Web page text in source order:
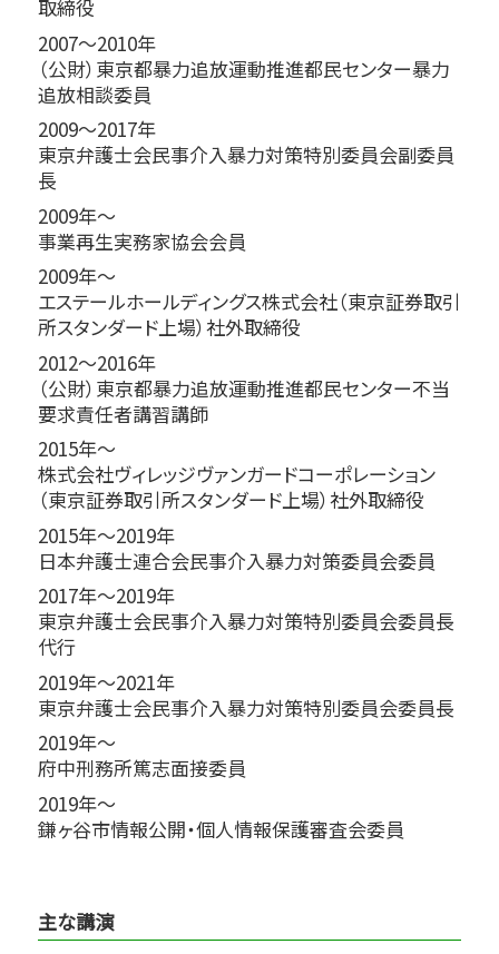
取締役
2007～2010年
（公財）東京都暴力追放運動推進都民センター暴力
追放相談委員
2009～2017年
東京弁護士会民事介入暴力対策特別委員会副委員
長
2009年～
事業再生実務家協会会員
2009年～
エステールホールディングス株式会社（東京証券取引
所スタンダード上場）社外取締役
2012～2016年
（公財）東京都暴力追放運動推進都民センター不当
要求責任者講習講師
2015年～
株式会社ヴィレッジヴァンガードコーポレーション
（東京証券取引所スタンダード上場）社外取締役
2015年～2019年
日本弁護士連合会民事介入暴力対策委員会委員
2017年～2019年
東京弁護士会民事介入暴力対策特別委員会委員長
代行
2019年～2021年
東京弁護士会民事介入暴力対策特別委員会委員長
2019年～
府中刑務所篤志面接委員
2019年～
鎌ヶ谷市情報公開・個人情報保護審査会委員
主な講演